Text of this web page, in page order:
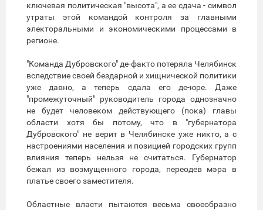
ключевая политическая "высота", а ее сдача - символ
утраты этой командой контроля за главными
электоральными и экономическими процессами в
регионе.
"Команда Дубровского" де-факто потеряла Челябинск
вследствие своей бездарной и хищнической политики
уже давно, а теперь сдала его де-юре. Даже
"промежуточный" руководитель города однозначно
не будет человеком действующего (пока) главы
области хотя бы потому, что в "губернатора
Дубровского" не верит в Челябинске уже никто, а с
настроениями населения и позицией городских групп
влияния теперь нельзя не считаться. Губернатор
бежал из возмущенного города, переодев мэра в
платье своего заместителя.
Областные власти пытаются весьма своеобразно